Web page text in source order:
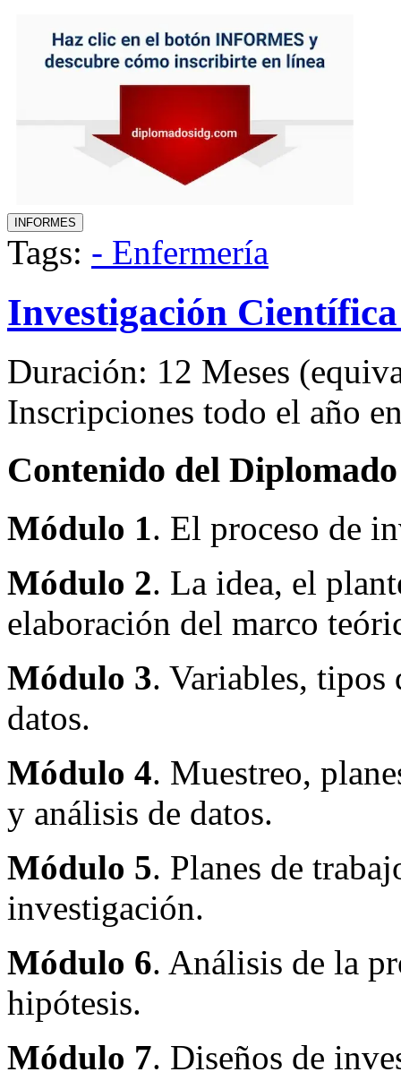
Tags: - Enfermería
Investigación
Duración: 12 Meses
Inscripciones todo el año
Contenido del
Módulo 1. El proceso de
Módulo 2. La idea, el
elaboración del marco
Módulo 3. Variables,
datos.
Módulo 4. Muestreo,
y análisis de datos.
Módulo 5. Planes de
investigación.
Módulo 6. Análisis de la
hipótesis.
Módulo 7. Diseños de